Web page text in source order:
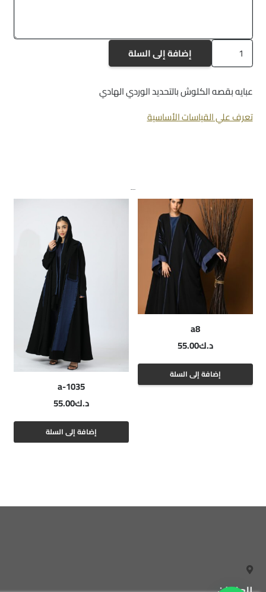
كمية
a203
إضافة إلى السلة
عبايه بقصه الكلوش بالتحديد الوردي الهادي
تعرف علي القياسات الأساسية
منتجات ذات صلة
a8
د.ك55.00
إضافة إلى السلة
a-1035
د.ك55.00
إضافة إلى السلة